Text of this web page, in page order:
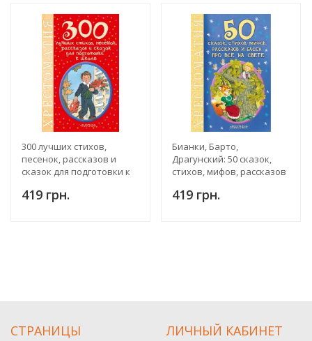
300 лучших стихов,
песенок, рассказов и
сказок для подготовки к
419 грн.
Бианки, Барто,
Драгунский: 50 сказок,
стихов, мифов, рассказов
Хрестоматия
419 грн.
СТРАНИЦЫ ЛИЧНЫЙ КАБИНЕТ